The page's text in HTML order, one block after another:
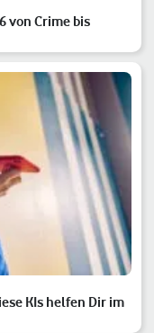
von Crime bis
KIs helfen Dir im